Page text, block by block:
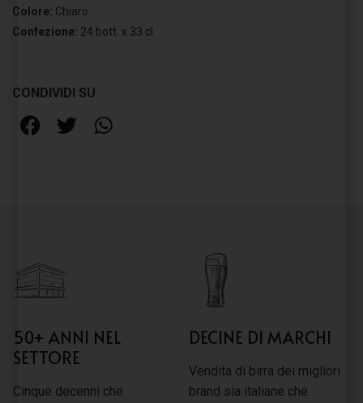
Colore: Chiaro
Confezione: 24 bott. x 33 cl
CONDIVIDI SU
50+ ANNI NEL
SETTORE
Cinque decenni che
DECINE DI MARCHI
Vendita di birra dei migliori
brand sia italiane che